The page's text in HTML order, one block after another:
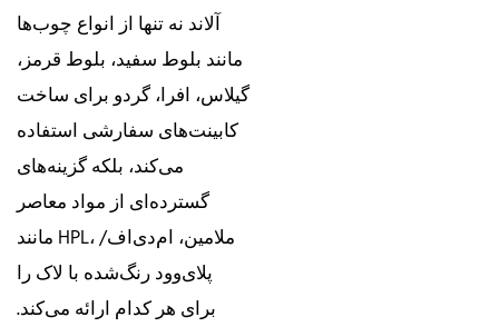
آلاند نه تنها از انواع چوب‌ها
مانند بلوط سفید، بلوط قرمز،
گیلاس، افرا، گردو برای ساخت
کابینت‌های سفارشی استفاده
می‌کند، بلکه گزینه‌های
گسترده‌ای از مواد معاصر
مانند HPL، ملامین، ام‌دی‌اف/
پلای‌وود رنگ‌شده با لاک را
برای هر کدام ارائه می‌کند.